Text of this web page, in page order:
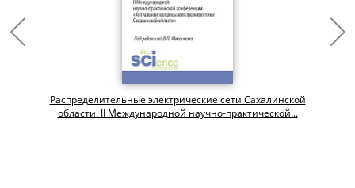
Распределительные электрические сети Сахалинской
области. II Международной научно-практической...